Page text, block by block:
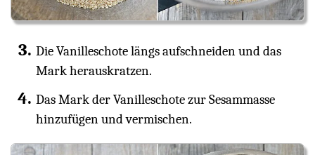
Die Vanilleschote längs aufschneiden und das
Mark herauskratzen.
Das Mark der Vanilleschote zur Sesammasse
hinzufügen und vermischen.